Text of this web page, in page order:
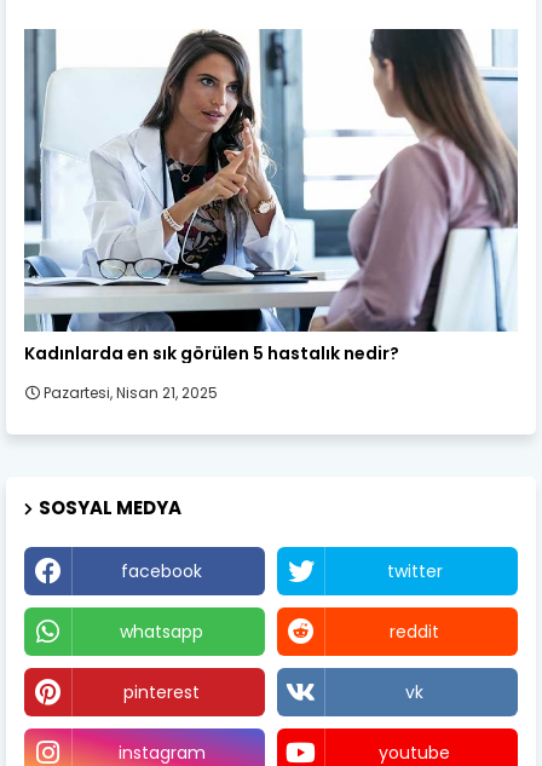
Kadın Sağlığı
Kadınlarda en sık görülen 5 hastalık nedir?
Pazartesi, Nisan 21, 2025
SOSYAL MEDYA
facebook twitter
whatsapp reddit
pinterest vk
instagram youtube